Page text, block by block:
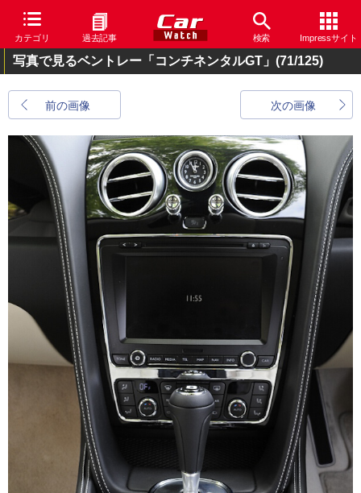
カテゴリ 過去記事 検索 Impressサイト
写真で見るベントレー「コンチネンタルGT」 (71/125)
前の画像 次の画像